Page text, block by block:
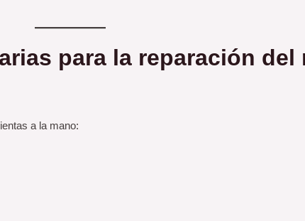
para la reparación del
a la mano: